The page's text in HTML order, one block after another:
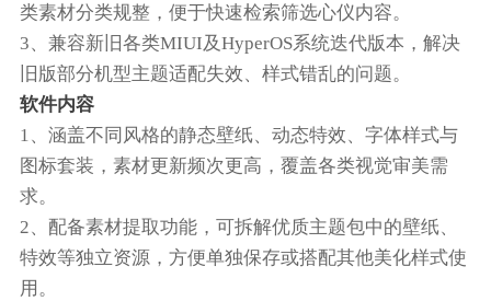
类素材分类规整，便于快速检索筛选心仪内容。
3、兼容新旧各类MIUI及HyperOS系统迭代版本，解决
旧版部分机型主题适配失效、样式错乱的问题。
软件内容
1、涵盖不同风格的静态壁纸、动态特效、字体样式与
图标套装，素材更新频次更高，覆盖各类视觉审美需
求。
2、配备素材提取功能，可拆解优质主题包中的壁纸、
特效等独立资源，方便单独保存或搭配其他美化样式使
用。